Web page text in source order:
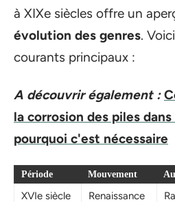
à XIXe siècles offre un
évolution des genres.
courants principaux :
A découvrir également :
la corrosion des piles
pourquoi c'est nécessaire
Période Mouvement
XVIe siècle Renaissance